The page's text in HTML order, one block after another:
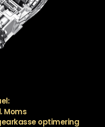
Moms
optimering